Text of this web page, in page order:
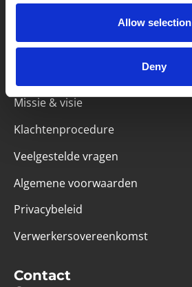
Allow selection
Deny
Handige links
Missie & visie
Klachtenprocedure
Veelgestelde vragen
Algemene voorwaarden
Privacybeleid
Verwerkersovereenkomst
Contact